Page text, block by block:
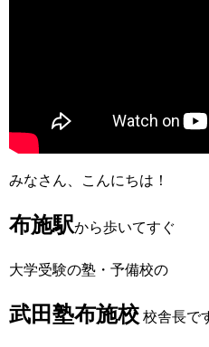
みなさん、こんにちは！
布施駅から歩いてすぐ
大学受験の塾・予備校の
武田塾布施校 校舎長で